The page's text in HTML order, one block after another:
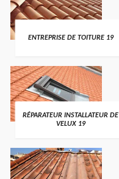
ENTREPRISE DE TOITURE 19
RÉPARATEUR INSTALLATEUR DE
VELUX 19